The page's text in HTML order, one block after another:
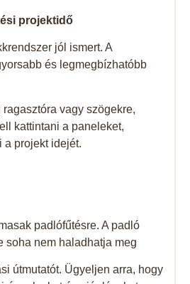
projektidő
jól ismert. A
és legmegbízhatóbb
vagy szögekre,
kattintani a paneleket,
a projekt idejét.
padlófűtésre. A padló
soha nem haladhatja meg
útmutatót. Ügyeljen arra, hogy